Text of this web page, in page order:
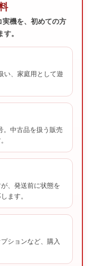
機を、初めての方
。
い、家庭用として遊
中古品を扱う販売
、発送前に状態を
ます。
ションなど、購入